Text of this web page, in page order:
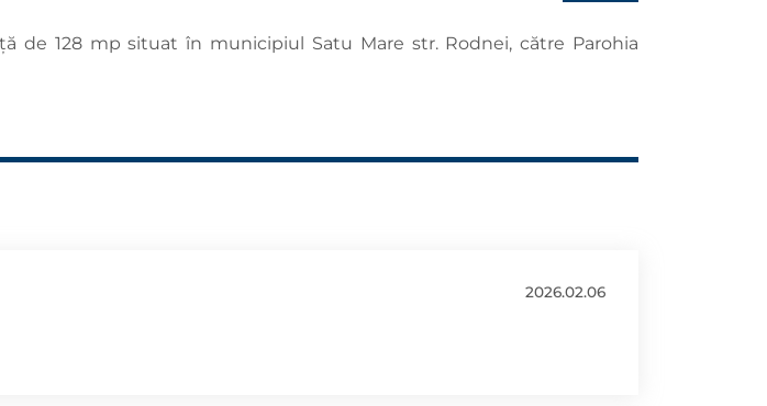
de 128 mp situat în municipiul Satu Mare str. Rodnei, către Parohia
2026.02.06